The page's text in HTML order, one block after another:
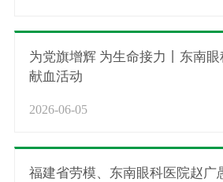
为党旗增辉 为生命接力丨东南
献血活动
2026-06-05
福建省劳模、东南眼科医院赵广